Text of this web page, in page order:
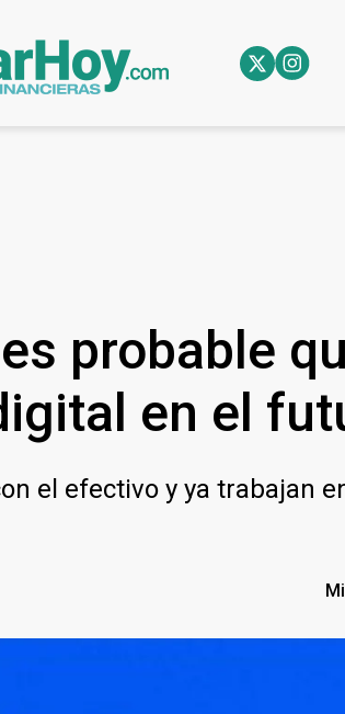
probable
en el
el efectivo y ya trabajan